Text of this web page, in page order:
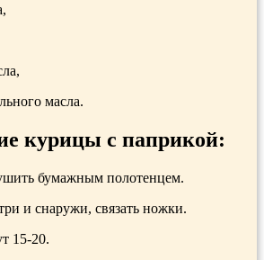
масла.
курицы с паприкой:
бумажным полотенцем.
и снаружи, связать ножки.
15-20.